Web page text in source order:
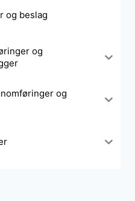
og beslag
og
og